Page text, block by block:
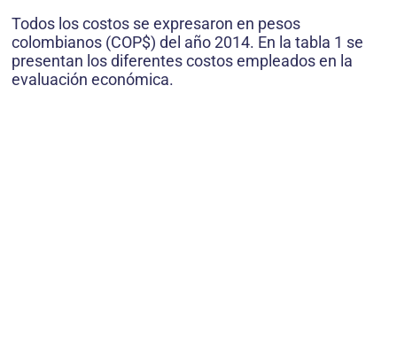
Todos los costos se expresaron en pesos
colombianos (COP$) del año 2014. En la tabla 1 se
presentan los diferentes costos empleados en la
evaluación económica.